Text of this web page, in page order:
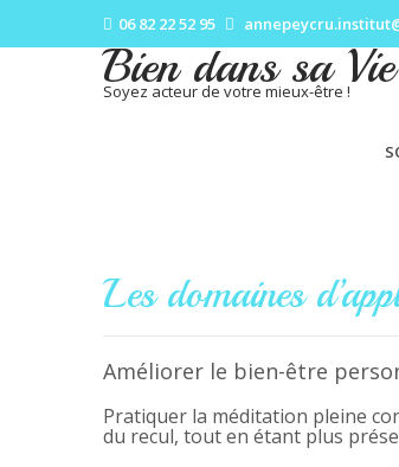
06 82 22 52 95
Bien dans sa Vie
Soyez acteur de votre mieux-être !
Les domaines
Améliorer le bien-être
Pratiquer la méditation pleine
du recul, tout en étant plus